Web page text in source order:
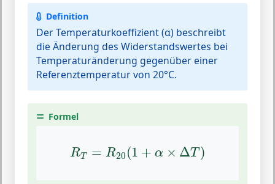
Definition
Der Temperaturkoeffizient (α) beschreibt
die Änderung des Widerstandswertes bei
Temperaturänderung gegenüber einer
Referenztemperatur von 20°C.
Formel
RT = R20 (1 + α × ΔT)
=R 20( + α Δ T)